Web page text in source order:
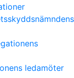
ledamöter